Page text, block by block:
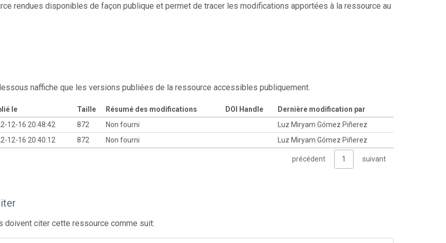
rendues disponibles de façon publique et permet de tracer les modifications apportées à la ressource au
naffiche que les versions publiées de la ressource accessibles publiquement.
le Taille Résumé des modifications DOI Handle
Dernière modification par
12-16 20:48:42 872 Non fourni
Luz Miryam Gómez Piñerez
12-16 20:40:12 872 Non fourni Luz Miryam Gómez Piñerez
précédent 1 suivant
doivent citer cette ressource comme suit: